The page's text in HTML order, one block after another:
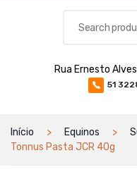
BOVINOS E OVINOS
MATERIAIS E
Rua Ernesto
51
Início Equinos
Tonnus Pasta JCR 40g